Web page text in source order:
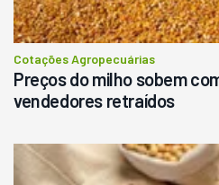
Cotações Agropecuárias
Preços do milho sobem
vendedores retraídos